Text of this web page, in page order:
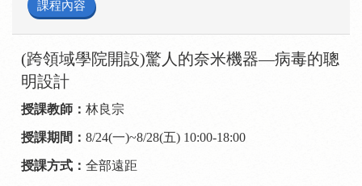
課程內容
(跨領域學院開設)驚人的奈米機器—病毒的聰
明設計
林良宗
8/24(一)~8/28(五) 10:00-18:00
全部遠距